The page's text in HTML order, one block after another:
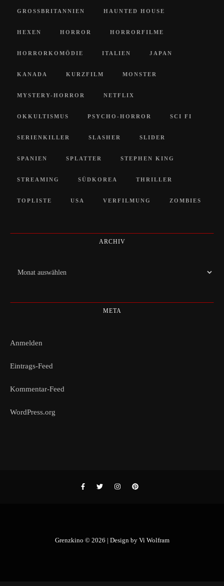
GROSSBRITANNIEN HAUNTED HOUSE
HEXEN HORROR HORRORFILME
HORRORKOMÖDIE ITALIEN JAPAN
KANADA KURZFILM MONSTER
MYSTERY-HORROR NETFLIX
OKKULTISMUS PSYCHO-HORROR SCI FI
SERIENKILLER SLASHER SLIDER
SPANIEN SPLATTER STEPHEN KING
STREAMING SÜDKOREA THRILLER
TOPLISTE USA VERFILMUNG ZOMBIES
ARCHIV
Archiv
META
Anmelden
Eintrags-Feed
Kommentar-Feed
WordPress.org
Grenzkino © 2026 | Design by Vi Wolfram